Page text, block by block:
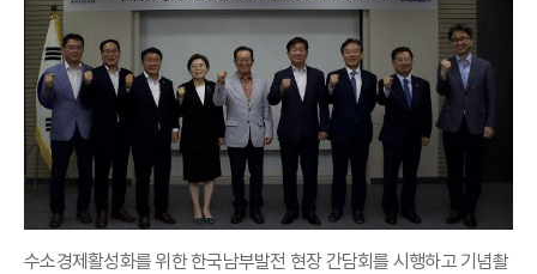
수소경제활성화를 위한 한국남부발전 현장 간담회를 시행하고 기념촬